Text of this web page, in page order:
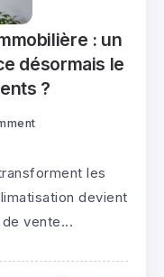
: un
désormais le
?
les
devient
vente...